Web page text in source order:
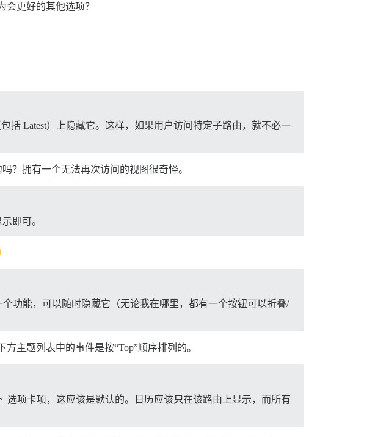
更好的其他选项？
Latest）上隐藏它。这样，如果用户访问特定子路由，就不必一
？拥有一个无法再次访问的视图很奇怪。
即可。
能，可以随时隐藏它（无论我在哪里，都有一个按钮可以折叠/
主题列表中的事件是按“Top”顺序排列的。
选项卡项，这应该是默认的。日历应该只在该路由上显示，而所有